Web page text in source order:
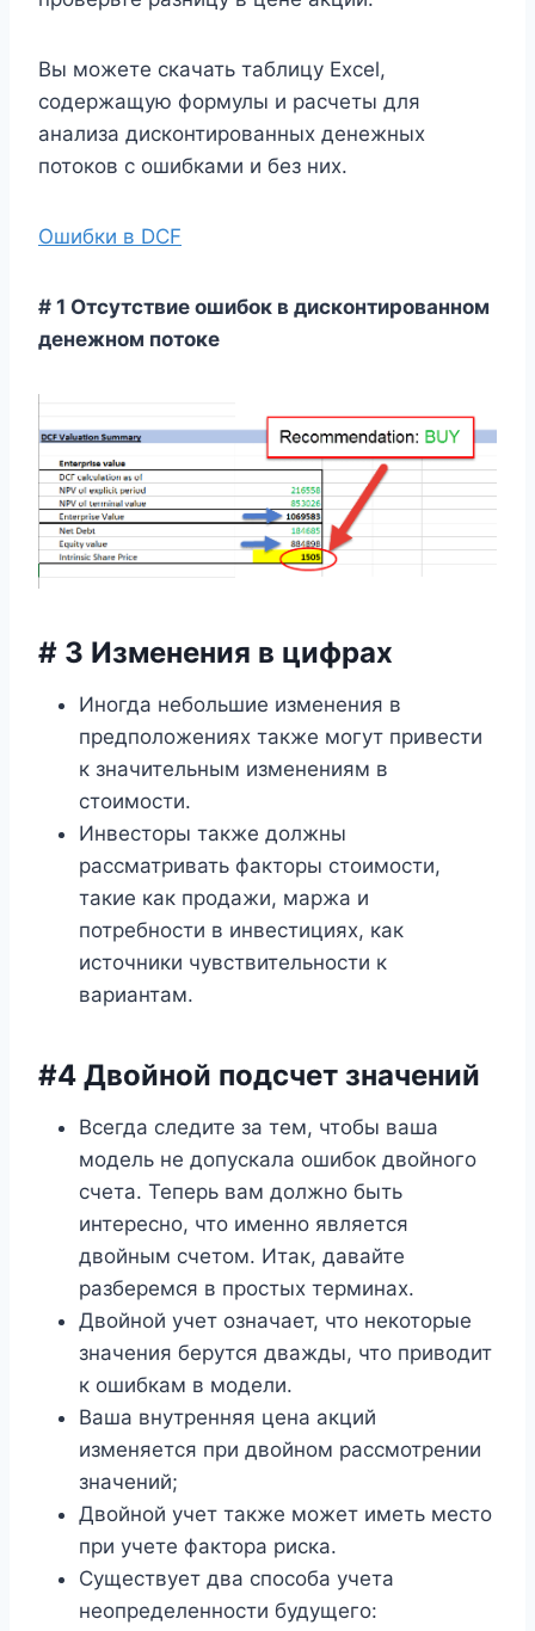
Вы можете скачать таблицу Excel,
содержащую формулы и расчеты для
анализа дисконтированных денежных
потоков с ошибками и без них.
Ошибки в DCF
# 1 Отсутствие ошибок в дисконтированном
денежном потоке
# 3 Изменения в цифрах
Иногда небольшие изменения в
предположениях также могут привести
к значительным изменениям в
стоимости.
Инвесторы также должны
рассматривать факторы стоимости,
такие как продажи, маржа и
потребности в инвестициях, как
источники чувствительности к
вариантам.
#4 Двойной подсчет значений
Всегда следите за тем, чтобы ваша
модель не допускала ошибок двойного
счета. Теперь вам должно быть
интересно, что именно является
двойным счетом. Итак, давайте
разберемся в простых терминах.
Двойной учет означает, что некоторые
значения берутся дважды, что приводит
к ошибкам в модели.
Ваша внутренняя цена акций
изменяется при двойном рассмотрении
значений;
Двойной учет также может иметь место
при учете фактора риска.
Существует два способа учета
неопределенности будущего: